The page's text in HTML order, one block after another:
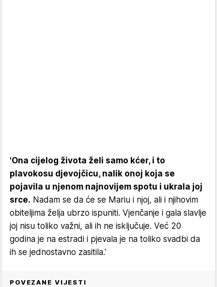
'Ona cijelog života želi samo kćer, i to
plavokosu djevojčicu, nalik onoj koja se
pojavila u njenom najnovijem spotu i ukrala joj
srce. Nadam se da će se Mariu i njoj, ali i njihovim
obiteljima želja ubrzo ispuniti. Vjenčanje i gala slavlje
joj nisu toliko važni, ali ih ne isključuje. Već 20
godina je na estradi i pjevala je na toliko svadbi da
ih se jednostavno zasitila.'
POVEZANE VIJESTI